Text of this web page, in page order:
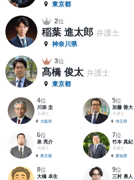
東京都
2位
稲葉 進太郎 弁護士
神奈川県
3位
髙橋 俊太 弁護士
東京都
4位
川添 圭
弁護士
大阪府
5位
加藤 善大
弁護士
埼玉県
6位
泉 亮介
弁護士
東京都
7位
竹本 真紀
弁護士
愛知県
8位
大橋 卓生
9位
三村 勇人